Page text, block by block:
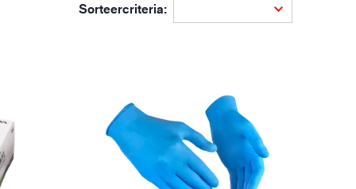
Sorteercriteria: